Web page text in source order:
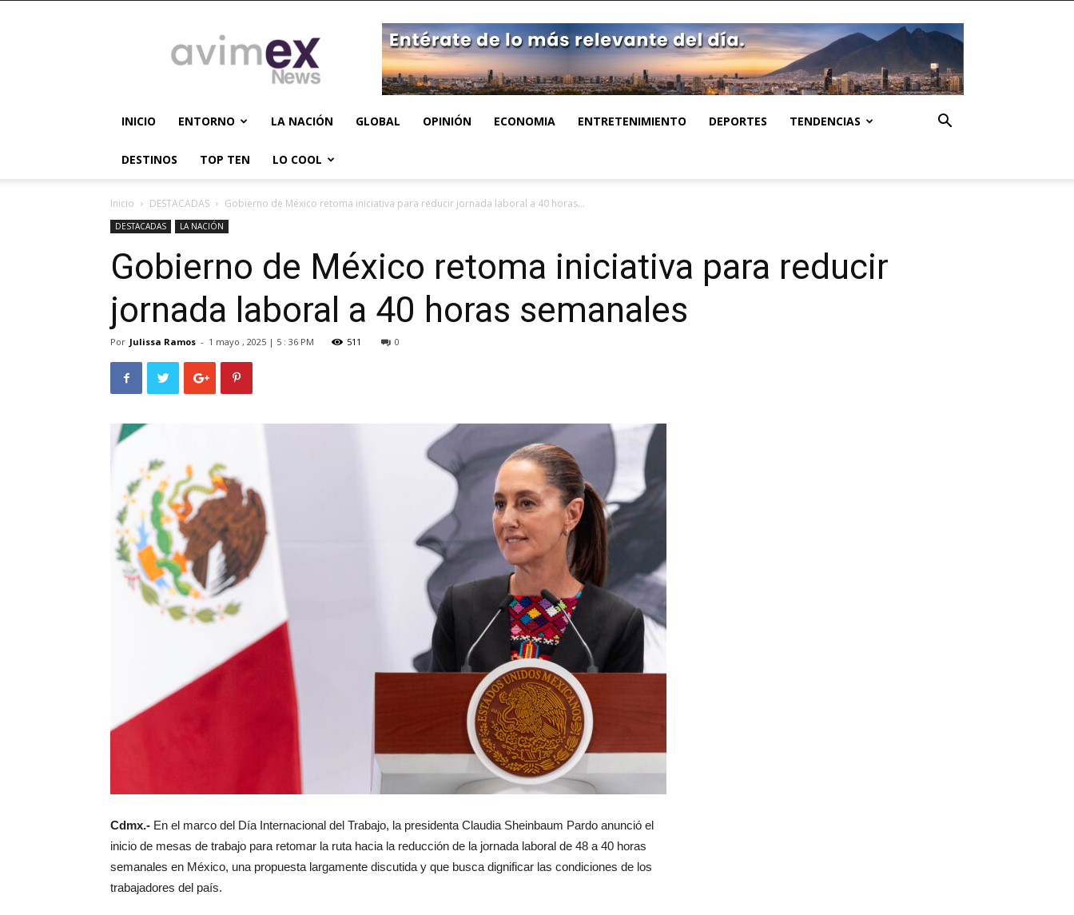
NEWS
INICIO ENTORNO LA NACIÓN GLOBAL OPINIÓN ECONOMIA ENTRETENIMIENTO DEPORTES TENDENCIAS
DESTINOS TOP TEN LO COOL
Inicio DESTACADAS Gobierno de México retoma iniciativa para reducir jornada laboral a 40 horas...
DESTACADAS LA NACIÓN
Gobierno de México retoma iniciativa para reducir
jornada laboral a 40 horas semanales
Por Julissa Ramos - 1 mayo , 2025 | 5 : 36 PM 511 0
Cdmx.- En el marco del Día Internacional del Trabajo, la presidenta Claudia Sheinbaum Pardo anunció el
inicio de mesas de trabajo para retomar la ruta hacia la reducción de la jornada laboral de 48 a 40 horas
semanales en México, una propuesta largamente discutida y que busca dignificar las condiciones de los
trabajadores del país.